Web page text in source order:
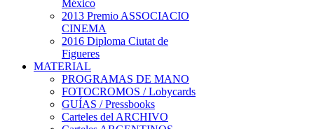
México
2013 Premio ASSOCIACIO
CINEMA
2016 Diploma Ciutat de
Figueres
MATERIAL
PROGRAMAS DE MANO
FOTOCROMOS / Lobycards
GUÍAS / Pressbooks
Carteles del ARCHIVO